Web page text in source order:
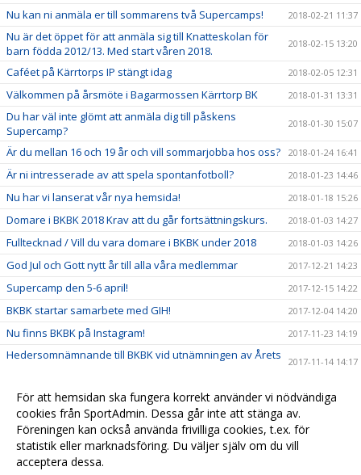
Nu kan ni anmäla er till sommarens två Supercamps! 2018-02-21 11:37
Nu är det öppet för att anmäla sig till Knatteskolan för
barn födda 2012/13. Med start våren 2018.
2018-02-15 13:20
Caféet på Kärrtorps IP stängt idag 2018-02-05 12:31
Välkommen på årsmöte i Bagarmossen Kärrtorp BK 2018-01-31 13:31
Du har väl inte glömt att anmäla dig till påskens
Supercamp?
2018-01-30 15:07
Är du mellan 16 och 19 år och vill sommarjobba hos oss? 2018-01-24 16:41
Är ni intresserade av att spela spontanfotboll? 2018-01-23 14:46
Nu har vi lanserat vår nya hemsida! 2018-01-18 15:26
Domare i BKBK 2018 Krav att du går fortsättningskurs. 2018-01-03 14:27
Fulltecknad / Vill du vara domare i BKBK under 2018 2018-01-03 14:26
God Jul och Gott nytt år till alla våra medlemmar 2017-12-21 14:23
Supercamp den 5-6 april! 2017-12-15 14:22
BKBK startar samarbete med GIH! 2017-12-04 14:20
Nu finns BKBK på Instagram! 2017-11-23 14:19
Hedersomnämnande till BKBK vid utnämningen av Årets
2017-11-14 14:17
Ny stödlinje för idrottsledare 2017-11-14 14:15
Grattis vårt kära damlag till avancemanget! 2017-11-07 14:03
Träningscup i strålande höstsol 2017-10-26 15:11
För att hemsidan ska fungera korrekt använder vi nödvändiga
cookies från SportAdmin. Dessa går inte att stänga av.
Föreningen kan också använda frivilliga cookies, t.ex. för
statistik eller marknadsföring. Du väljer själv om du vill
acceptera dessa.